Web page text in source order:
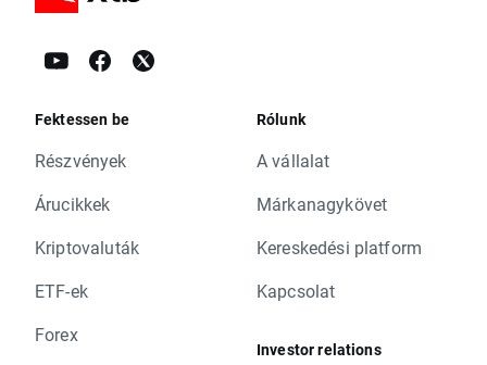
Fektessen be
Részvények
Árucikkek
Kriptovaluták
ETF-ek
Forex
Rólunk
A vállalat
Márkanagykövet
Kereskedési platform
Kapcsolat
Investor relations